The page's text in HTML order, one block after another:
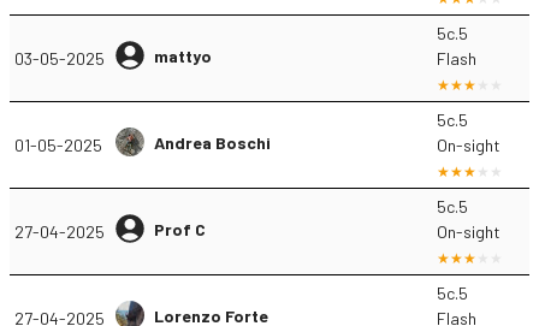
03-05-2025 mattyo
5c.5
Flash
01-05-2025 Andrea Boschi
5c.5
On-sight
27-04-2025 Prof C
5c.5
On-sight
27-04-2025 Lorenzo Forte
5c.5
Flash